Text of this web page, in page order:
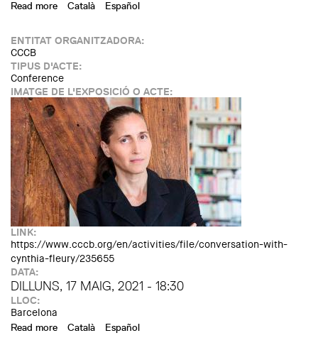
Read more about Travel Retail: New York
Català Español
ENTITAT ORGANITZADORA:
CCCB
TIPUS D'ACTE:
Conference
IMATGE DE L'EXPOSICIÓ O ACTE:
LINK:
https://www.cccb.org/en/activities/file/conversation-with-
cynthia-fleury/235655
DATA:
DILLUNS, 17 MAIG, 2021 - 18:30
LLOC:
Barcelona
Read more about Opening the future. Conversation with Cynthia
Català Español